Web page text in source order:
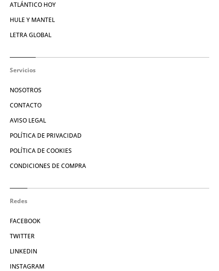
ATLÁNTICO HOY
HULE Y MANTEL
LETRA GLOBAL
Servicios
NOSOTROS
CONTACTO
AVISO LEGAL
POLÍTICA DE PRIVACIDAD
POLÍTICA DE COOKIES
CONDICIONES DE COMPRA
Redes
FACEBOOK
TWITTER
LINKEDIN
INSTAGRAM